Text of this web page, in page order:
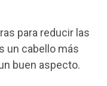
para reducir las
un cabello más
buen aspecto.